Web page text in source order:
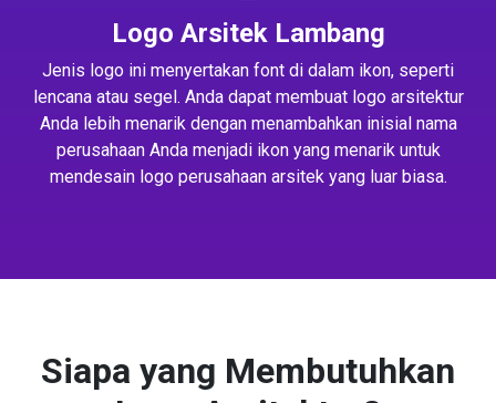
Logo Arsitek Lambang
Jenis logo ini menyertakan font di dalam ikon, seperti
lencana atau segel. Anda dapat membuat logo arsitektur
Anda lebih menarik dengan menambahkan inisial nama
perusahaan Anda menjadi ikon yang menarik untuk
mendesain logo perusahaan arsitek yang luar biasa.
Siapa yang Membutuhkan